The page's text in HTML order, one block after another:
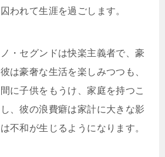
われて生涯を過ごします。
・セグンドは快楽主義者で、豪
は豪奢な生活を楽しみつつも、
に子供をもうけ、家庭を持つこ
、彼の浪費癖は家計に大きな影
不和が生じるようになります。